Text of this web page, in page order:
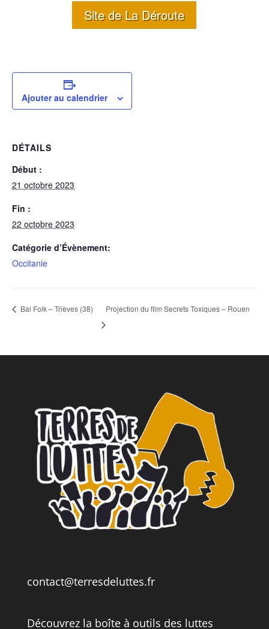
Site de La Déroute
Ajouter au calendrier
DÉTAILS
Début :
21 octobre 2023
Fin :
22 octobre 2023
Catégorie d’Évènement:
Occitanie
Bal Folk – Trièves (38) Projection du film Secrets Toxiques – Rouen
contact@terresdeluttes.fr
Découvrez la boîte à outils des luttes